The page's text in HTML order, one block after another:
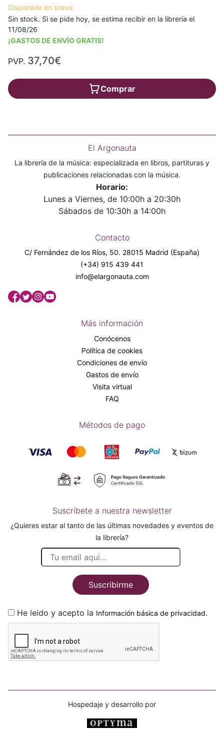
Disponible en breve
Sin stock. Si se pide hoy, se estima recibir en la librería el
11/08/26
¡GASTOS DE ENVÍO GRATIS!
PVP. 37,70€
Comprar
El Argonauta
La librería de la música: especializada en libros, partituras y
publicaciones relacionadas con la música.
Horario:
Lunes a Viernes, de 10:00h a 20:30h
Sábados de 10:30h a 14:00h
Contacto
C/ Fernández de los Ríos, 50. 28015 Madrid (España)
(+34) 915 439 441
info@elargonauta.com
Más información
Conócenos
Política de cookies
Condiciones de envío
Gastos de envío
Visita virtual
FAQ
Métodos de pago
Suscríbete a nuestra newsletter
¿Quieres estar al tanto de las últimas novedades y eventos de
la librería?
Suscribirme
He leido y acepto la Información básica de privacidad.
Hospedaje y desarrollo por